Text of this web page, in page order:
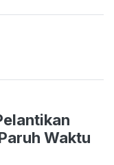
Waktu